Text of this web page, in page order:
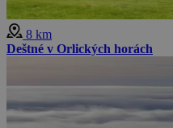
8 km
Deštné v Orlických horách